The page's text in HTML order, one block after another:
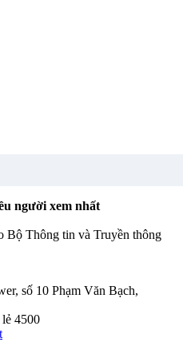
người xem nhất
Bộ Thông tin và Truyền thông
số 10 Phạm Văn Bạch,
4500